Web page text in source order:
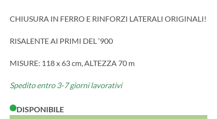
CHIUSURA IN FERRO E RINFORZI LATERALI ORIGINALI!
RISALENTE AI PRIMI DEL ‘900
MISURE: 118 x 63 cm, ALTEZZA 70 m
Spedito entro 3-7 giorni lavorativi
DISPONIBILE